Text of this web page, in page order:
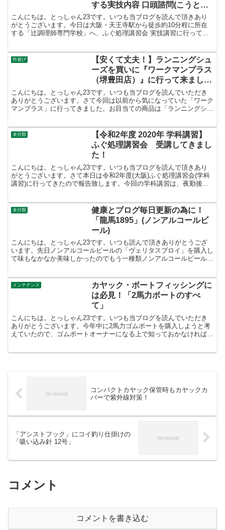
する実技内容 口頭諮問(こうとう
しもん)
こんにちは。とっしゃん23です。いつも当ブログを読んで頂きあり
がとうございます。今日は大阪・天王寺駅から徒歩約10分程に所在
する「辻調理師専門学校」へ、ふぐ処理講習会 実技講習に行ってき
外遊び
【安くて丈夫！】ランニングシュ
ーズを買いに『ワークマンプラス
（堺豊田店）』に行って来まし
た！
こんにちは。とっしゃん23です。いつも当ブログを読んでいただき
ありがとうございます。さて今回は以前から気になっていた「ワーク
マンプラス」に行ってきました。お目当ての商品は「ランニングシュ
未分類
【令和2年度 2020年 学科講習】
ふぐ処理講習会 受講してきまし
た！
こんにちは。とっしゃん23です。いつも当ブログを読んで頂きあり
がとうございます。さて本日は令和2年度(大阪)ふぐ処理講習会(学科
講習)に行ってきたので報告致します。今回の学科講習は、夜勤後と
未分類
健康とブログ毎日更新の為に！
「龍馬1895」(ノンアルコールビ
ール)
こんにちは。とっしゃん23です。いつも読んで頂きありがとうござ
います。先日ノンアルコールビールの「ヴェリタスブロイ」を購入し
て味もなかなか美味しかったのでもう一種類ノンアルコールビールを
メンテナンス
カヤック・ボートフィッシングに
は必見！「2馬力ボートのすべ
て」
こんにちは。とっしゃん23です。いつも当ブログを読んでいただき
ありがとうございます。今年中に2馬力ゴムボートを購入しようと考
えていたので、ゴムボートオーナーになる上で知っておかなければな
コンパクトカヤック保管時もカヤックカ
バーで紫外線対策！
「アシストフック」にコイ釣り仕掛けの
「吸い込み針 12号」
コメント
コメントを書き込む